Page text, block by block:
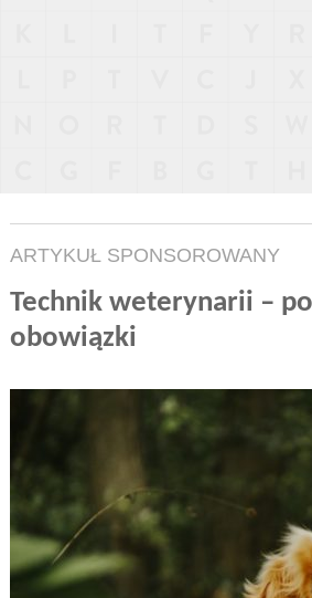
ARTYKUŁ SPONSOROWANY
Technik weterynarii –
obowiązki